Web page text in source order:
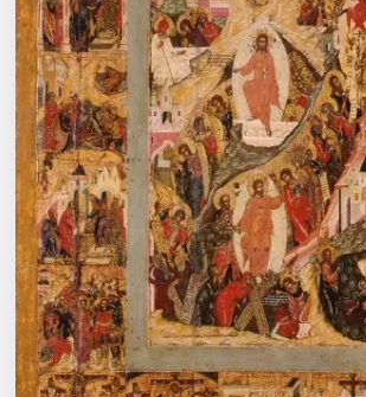
События
Города
Площадки
Артисты
Рейтинги